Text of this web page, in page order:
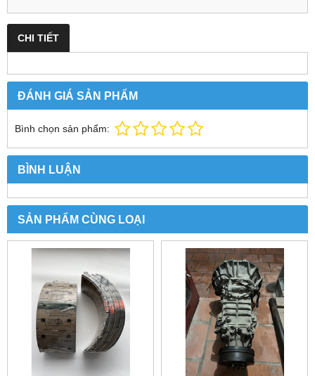
CHI TIẾT
ĐÁNH GIÁ SẢN PHẨM
Bình chọn sản phẩm:
BÌNH LUẬN
SẢN PHẨM CÙNG LOẠI